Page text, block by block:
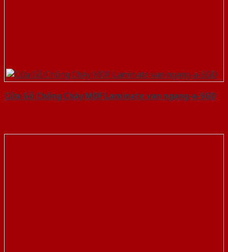
Cửa Gỗ Chống Cháy MDF Laminate van ngang-a-SGD